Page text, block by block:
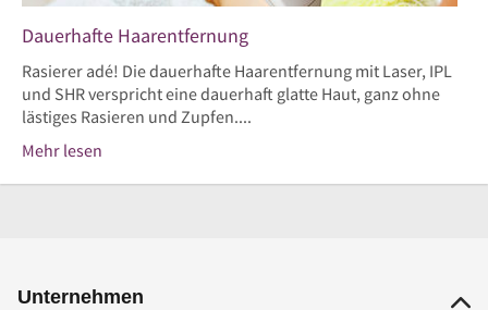
Dauerhafte Haarentfernung
Rasierer adé! Die dauerhafte Haarentfernung mit Laser, IPL
und SHR verspricht eine dauerhaft glatte Haut, ganz ohne
lästiges Rasieren und Zupfen....
Mehr lesen
Unternehmen